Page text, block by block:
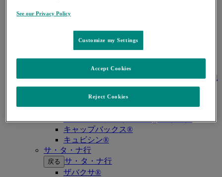
キイトルーダ®（尿路上皮癌）
キイトルーダ®（古典的ホジキンリンパ
キイトルーダ®（原発性縦隔大細胞型B細胞
リンパ腫（PMBCL））
キイトルーダ®（MSI-High固形癌）
キイトルーダ®（MSI-High結腸・直腸癌）
キャップバックス®
キュビシン®
サ・タ・ナ行
戻る サ・タ・ナ行
ザバクサ®
See our Privacy Policy
Customize my Settings
Reject Cookies
Accept Cookies